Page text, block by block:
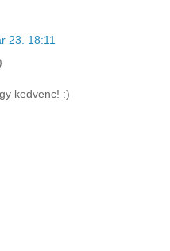
23. 18:11
kedvenc! :)